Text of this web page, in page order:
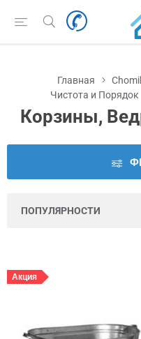
Наличие
во
Главная
Чистота и Порядок
Корзины,
Акция